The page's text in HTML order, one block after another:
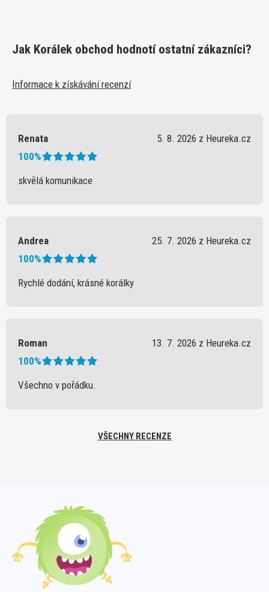
Jak Korálek obchod hodnotí ostatní zákazníci?
Informace k získávání recenzí
Renata
5. 8. 2026 z Heureka.cz
100%
skvělá komunikace
Andrea
25. 7. 2026 z Heureka.cz
100%
Rychlé dodání, krásné korálky
Roman
13. 7. 2026 z Heureka.cz
100%
Všechno v pořádku.
VŠECHNY RECENZE